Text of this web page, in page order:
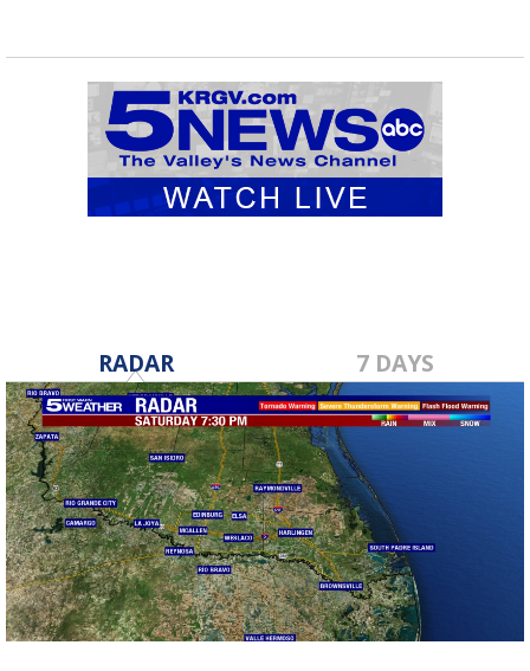
RADAR 7 DAYS